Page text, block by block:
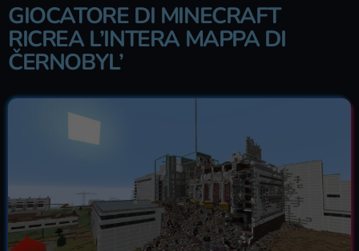
GIOCATORE DI MINECRAFT
RICREA L’INTERA MAPPA DI
ČERNOBYL’